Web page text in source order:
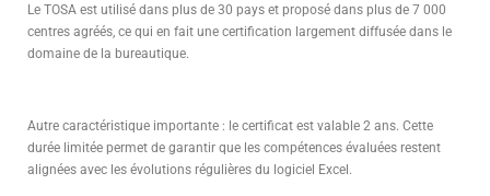
Le TOSA est utilisé dans plus de 30 pays et proposé dans plus de 7 000
centres agréés, ce qui en fait une certification largement diffusée dans le
domaine de la bureautique.
Autre caractéristique importante : le certificat est valable 2 ans. Cette
durée limitée permet de garantir que les compétences évaluées restent
alignées avec les évolutions régulières du logiciel Excel.